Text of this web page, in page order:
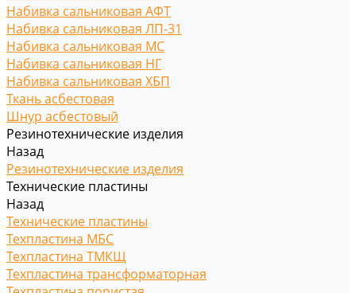
Набивка сальниковая АФТ
Набивка сальниковая ЛП-31
Набивка сальниковая МС
Набивка сальниковая НГ
Набивка сальниковая ХБП
Ткань асбестовая
Шнур асбестовый
Резинотехнические изделия
Назад
Резинотехнические изделия
Технические пластины
Назад
Технические пластины
Техпластина МБС
Техпластина ТМКЩ
Техпластина трансформаторная